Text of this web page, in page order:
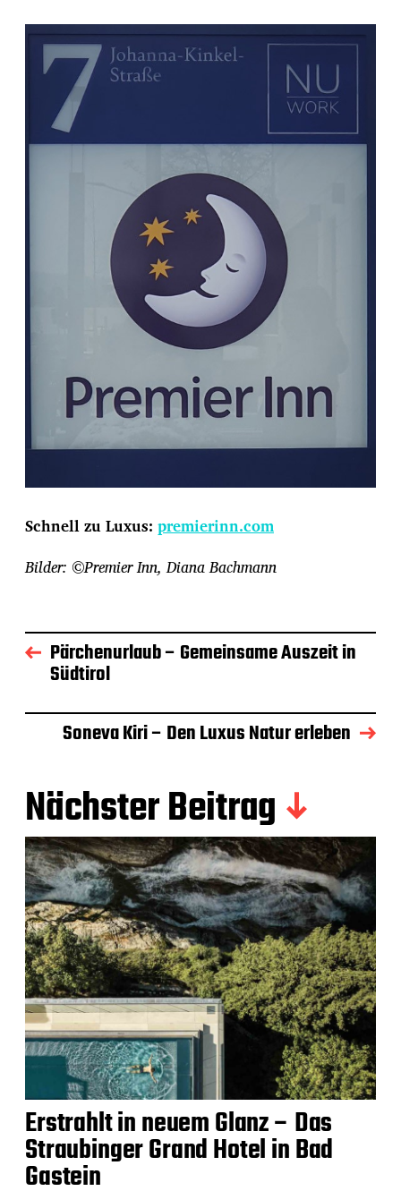
Schnell zu Luxus: premierinn.com
Bilder: ©Premier Inn, Diana Bachmann
Pärchenurlaub – Gemeinsame Auszeit in
Südtirol
Soneva Kiri – Den Luxus Natur erleben
Nächster Beitrag
Erstrahlt in neuem Glanz – Das
Straubinger Grand Hotel in Bad
Gastein